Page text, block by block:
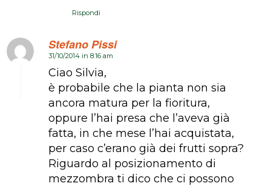
Rispondi
Stefano Pissi
dice:
31/10/2014 in 8:16 am
Ciao Silvia,
è probabile che la pianta non sia
ancora matura per la fioritura,
oppure l’hai presa che l’aveva già
fatta, in che mese l’hai acquistata,
per caso c’erano già dei frutti sopra?
Riguardo al posizionamento di
mezzombra ti dico che ci possono